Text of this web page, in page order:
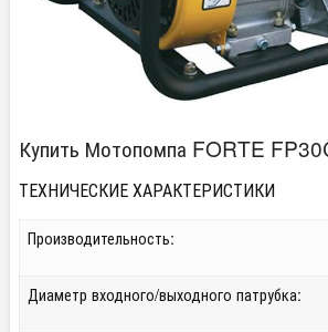
Купить Мотопомпа FORTE
ТЕХНИЧЕСКИЕ ХАРАКТЕРИСТИКИ
Производительность:
Диаметр входного/выходного патрубка: